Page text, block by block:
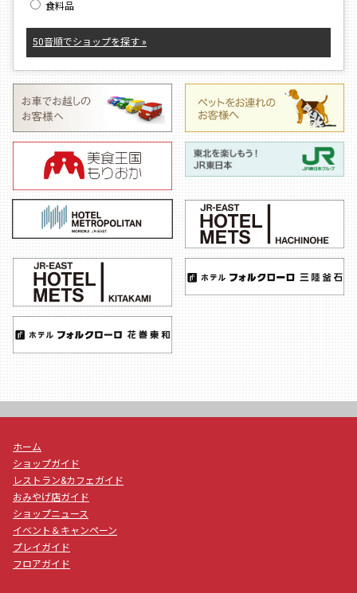
食料品
50音順でショップを探す »
ホーム
ショップガイド
レストラン&カフェガイド
おみやげ店ガイド
ショップニュース
イベント＆キャンペーン
プレイガイド
フロアガイド